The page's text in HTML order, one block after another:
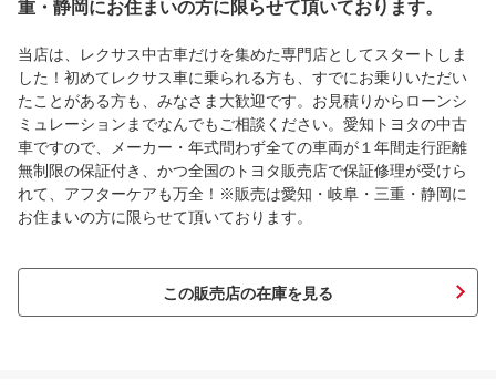
重・静岡にお住まいの方に限らせて頂いております。
当店は、レクサス中古車だけを集めた専門店としてスタートしま
した！初めてレクサス車に乗られる方も、すでにお乗りいただい
たことがある方も、みなさま大歓迎です。お見積りからローンシ
ミュレーションまでなんでもご相談ください。愛知トヨタの中古
車ですので、メーカー・年式問わず全ての車両が１年間走行距離
無制限の保証付き、かつ全国のトヨタ販売店で保証修理が受けら
れて、アフターケアも万全！※販売は愛知・岐阜・三重・静岡に
お住まいの方に限らせて頂いております。
この販売店の在庫を見る